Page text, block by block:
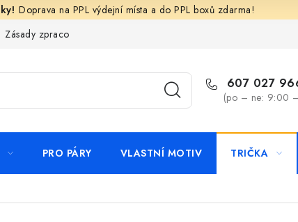
Doprava na PPL výdejní místa a do PPL boxů zdarma!
Zásady zpracování ochrany osobních údajů
607 027
(po – ne: 9:00
PRO PÁRY VLASTNÍ MOTIV TRIČKA